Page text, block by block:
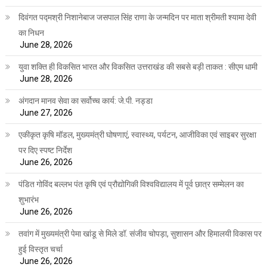
दिवंगत पद्मश्री निशानेबाज जसपाल सिंह राणा के जन्मदिन पर माता श्रीमती श्यामा देवी
का निधन
June 28, 2026
युवा शक्ति ही विकसित भारत और विकसित उत्तराखंड की सबसे बड़ी ताकत : सीएम धामी
June 28, 2026
अंगदान मानव सेवा का सर्वोच्च कार्य: जे.पी. नड्डा
June 27, 2026
एकीकृत कृषि मॉडल, मुख्यमंत्री घोषणाएं, स्वास्थ्य, पर्यटन, आजीविका एवं साइबर सुरक्षा
पर दिए स्पष्ट निर्देश
June 26, 2026
पंडित गोविंद बल्लभ पंत कृषि एवं प्रौद्योगिकी विश्वविद्यालय में पूर्व छात्र सम्मेलन का
शुभारंभ
June 26, 2026
तवांग में मुख्यमंत्री पेमा खांडू से मिले डॉ. संजीव चोपड़ा, सुशासन और हिमालयी विकास पर
हुई विस्तृत चर्चा
June 26, 2026